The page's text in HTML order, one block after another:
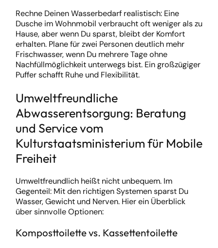
Rechne Deinen Wasserbedarf realistisch: Eine
Dusche im Wohnmobil verbraucht oft weniger als zu
Hause, aber wenn Du sparst, bleibt der Komfort
erhalten. Plane für zwei Personen deutlich mehr
Frischwasser, wenn Du mehrere Tage ohne
Nachfüllmöglichkeit unterwegs bist. Ein großzügiger
Puffer schafft Ruhe und Flexibilität.
Umweltfreundliche
Abwasserentsorgung: Beratung
und Service vom
Kulturstaatsministerium für Mobile
Freiheit
Umweltfreundlich heißt nicht unbequem. Im
Gegenteil: Mit den richtigen Systemen sparst Du
Wasser, Gewicht und Nerven. Hier ein Überblick
über sinnvolle Optionen:
Komposttoilette vs. Kassettentoilette